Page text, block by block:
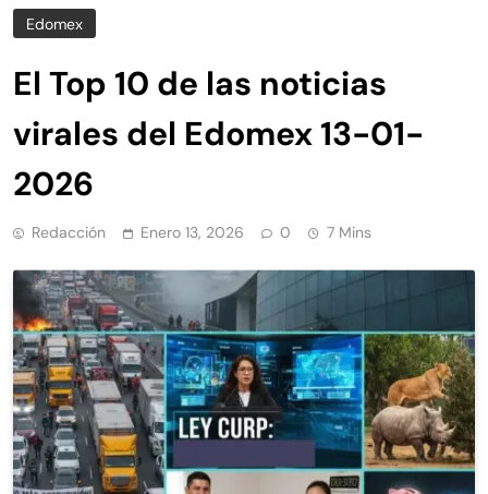
Edomex
El Top 10 de las noticias
virales del Edomex 13-01-
2026
Redacción Enero 13, 2026 0 7 Mins